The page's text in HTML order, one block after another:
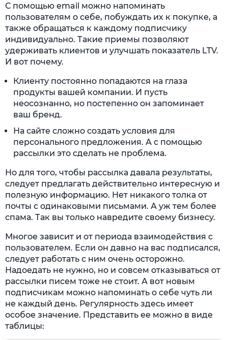
С помощью email можно напоминать
пользователям о себе, побуждать их к покупке, а
также обращаться к каждому подписчику
индивидуально. Такие приемы позволяют
удерживать клиентов и улучшать показатель LTV.
И вот почему.
Клиенту постоянно попадаются на глаза
продукты вашей компании. И пусть
неосознанно, но постепенно он запоминает
ваш бренд.
На сайте сложно создать условия для
персонального предложения. А с помощью
рассылки это сделать не проблема.
Но для того, чтобы рассылка давала результаты,
следует предлагать действительно интересную и
полезную информацию. Нет никакого толка от
почты с одинаковыми письмами. А уж тем более
спама. Так вы только навредите своему бизнесу.
Многое зависит и от периода взаимодействия с
пользователем. Если он давно на вас подписался,
следует работать с ним очень осторожно.
Надоедать не нужно, но и совсем отказываться от
рассылки писем тоже не стоит. А вот новым
подписчикам можно напоминать о себе чуть ли
не каждый день. Регулярность здесь имеет
особое значение. Представить ее можно в виде
таблицы: